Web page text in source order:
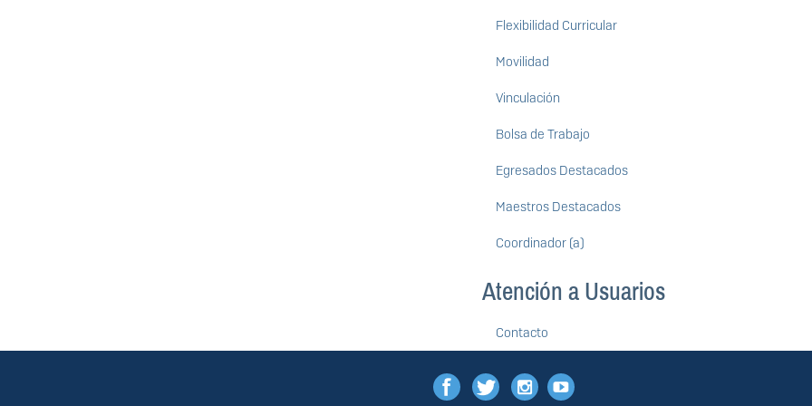
Flexibilidad Curricular
Movilidad
Vinculación
Bolsa de Trabajo
Egresados Destacados
Maestros Destacados
Coordinador (a)
Atención a Usuarios
Contacto